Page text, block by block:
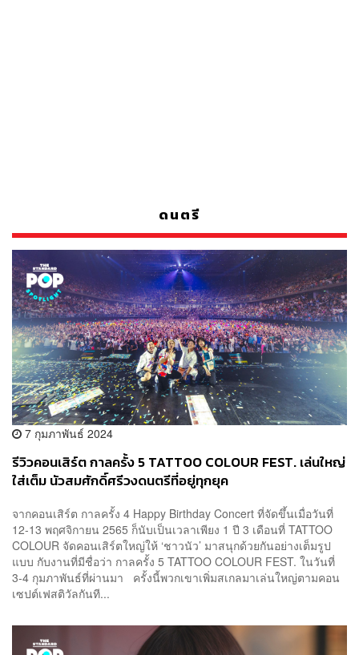
ดนตรี
7 กุมภาพันธ์ 2024
รีวิวคอนเสิร์ต กาลครั้ง 5 TATTOO COLOUR FEST. เล่นใหญ่
ใส่เต็ม นัวสมศักดิ์ศรีวงดนตรีที่อยู่ทุกยุค
จากคอนเสิร์ต กาลครั้ง 4 Happy Birthday Concert ที่จัดขึ้นเมื่อวันที่
12-13 พฤศจิกายน 2565 ก็นับเป็นเวลาเพียง 1 ปี 3 เดือนที่ TATTOO
COLOUR จัดคอนเสิร์ตใหญ่ให้ ‘ชาวนัว’ มาสนุกด้วยกันอย่างเต็มรูป
แบบ กับงานที่มีชื่อว่า กาลครั้ง 5 TATTOO COLOUR FEST. ในวันที่
3-4 กุมภาพันธ์ที่ผ่านมา ครั้งนี้พวกเขาเพิ่มสเกลมาเล่นใหญ่ตามคอน
เซปต์เฟสติวัลกันที...